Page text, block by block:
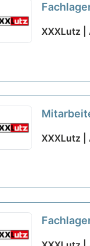
XXXLutz |
XXXLutz |